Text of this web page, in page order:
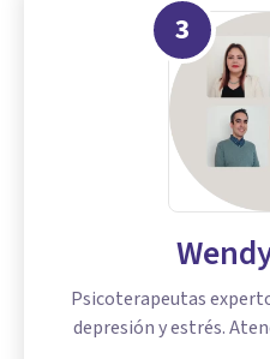
3
Psicoterapeutas
depresión y estrés.